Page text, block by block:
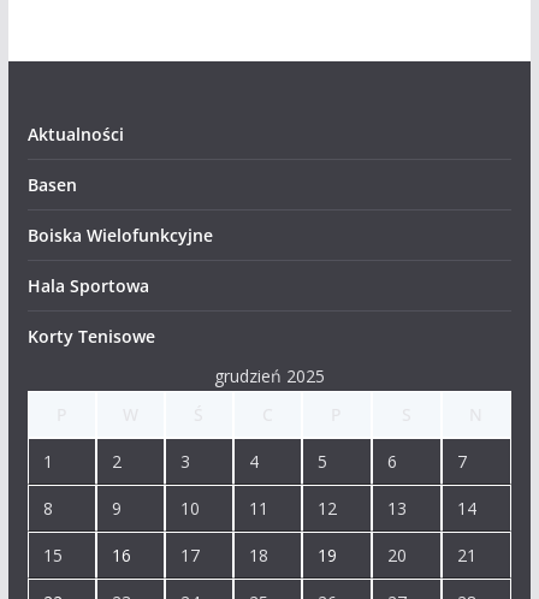
Aktualności
Basen
Boiska Wielofunkcyjne
Hala Sportowa
Korty Tenisowe
grudzień 2025
1 2 3 4 5 6 7
8 9 10 11 12 13 14
15 16 17 18 19 20 21